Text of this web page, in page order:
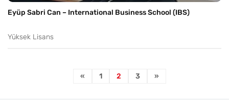
Eyüp Sabri Can – International Business School (IBS)
Yüksek Lisans
« 1 2 3 »